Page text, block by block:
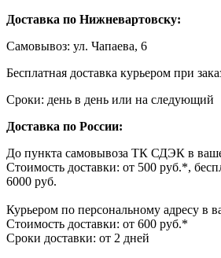
Доставка по Нижневартовску:
Самовывоз: ул. Чапаева, 6
Бесплатная доставка курьером при
Сроки: день в день или на следующий
Доставка по России:
До пункта самовывоза ТК СДЭК в
Стоимость доставки: от 500 руб.*,
6000 руб.
Курьером по персональному адресу в
Стоимость доставки: от 600 руб.*
Сроки доставки: от 2 дней